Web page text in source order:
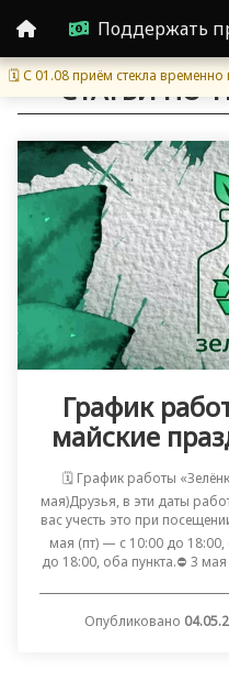
Поддержать
🗓 С 01.08 приём стекла временно
СТАТЬИ ПО
График
майские
🗓 График работы
мая)Друзья, в эти даты
вас учесть это при
мая (пт) — с 10:00 до
до 18:00, оба пункта.⛔️ 3
Опубликовано